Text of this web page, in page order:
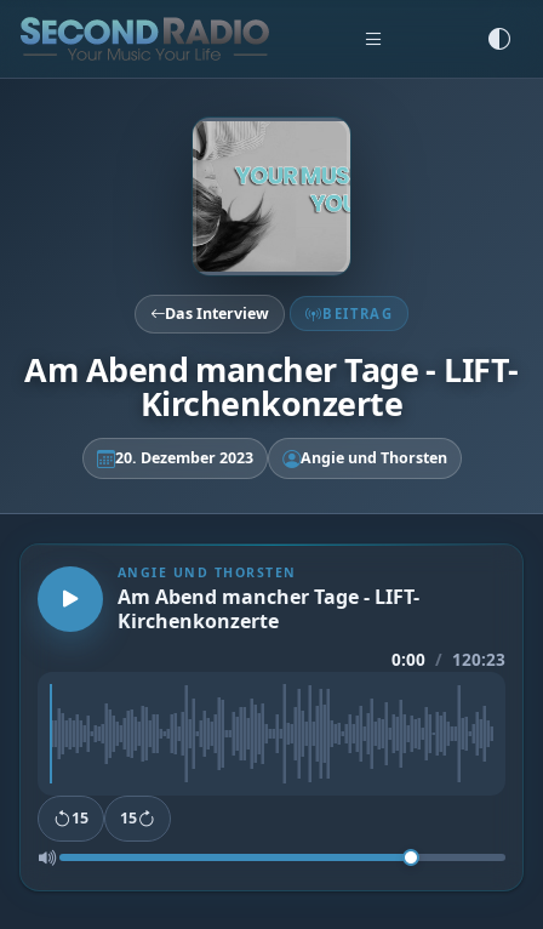
Das Interview BEITRAG
Am Abend mancher Tage - LIFT-
Kirchenkonzerte
20. Dezember 2023 Angie und Thorsten
ANGIE UND THORSTEN
Am Abend mancher Tage - LIFT-
Kirchenkonzerte
0:00 / 120:23
15 15